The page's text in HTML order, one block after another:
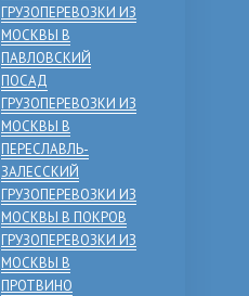
ГРУЗОПЕРЕВОЗКИ ИЗ
МОСКВЫ В
ПАВЛОВСКИЙ
ПОСАД
ГРУЗОПЕРЕВОЗКИ ИЗ
МОСКВЫ В
ПЕРЕСЛАВЛЬ-
ЗАЛЕССКИЙ
ГРУЗОПЕРЕВОЗКИ ИЗ
МОСКВЫ В ПОКРОВ
ГРУЗОПЕРЕВОЗКИ ИЗ
МОСКВЫ В
ПРОТВИНО